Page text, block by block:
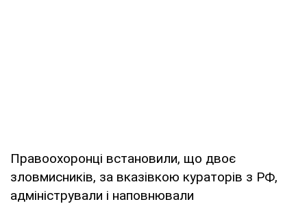
Правоохоронці встановили, що двоє
зловмисників, за вказівкою кураторів з РФ,
адміністрували і наповнювали